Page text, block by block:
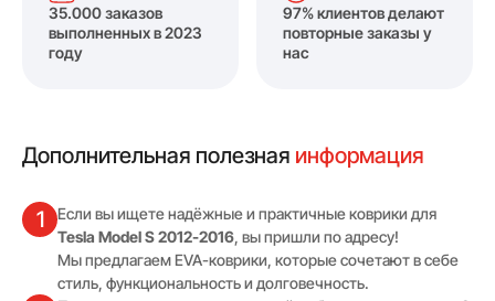
35.000 заказов
выполненных в 2023
году
97% клиентов делают
повторные заказы у
нас
Дополнительная полезная информация
1
Если вы ищете надёжные и практичные коврики для
Tesla Model S 2012-2016, вы пришли по адресу!
Мы предлагаем EVA-коврики, которые сочетают в себе
стиль, функциональность и долговечность.